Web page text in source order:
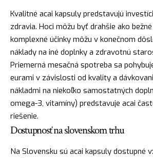
Kvalitné acai kapsuly predstavujú
zdravia. Hoci môžu byť drahšie ako
komplexné účinky môžu v konečnom
náklady na iné doplnky a zdravotnú
Priemerná mesačná spotreba sa
eurami v závislosti od kvality a
nákladmi na niekoľko samostatných
omega-3, vitamíny) predstavuje acai
riešenie.
Dostupnosť na slovenskom trhu
Na Slovensku sú acai kapsuly dostupné v: